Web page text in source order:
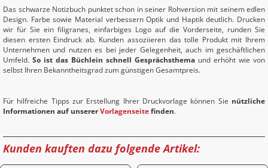
Das schwarze Notizbuch punktet schon in seiner Rohversion mit seinem edlen
Design. Farbe sowie Material verbessern Optik und Haptik deutlich. Drucken
wir für Sie ein filigranes, einfarbiges Logo auf die Vorderseite, runden Sie
diesen ersten Eindruck ab. Kunden assoziieren das tolle Produkt mit Ihrem
Unternehmen und nutzen es bei jeder Gelegenheit, auch im geschäftlichen
Umfeld. So ist das Büchlein schnell Gesprächsthema und erhöht wie von
selbst Ihren Bekanntheitsgrad zum günstigen Gesamtpreis.
Für hilfreiche Tipps zur Erstellung Ihrer Druckvorlage können Sie nützliche
Informationen auf unsererVorlagenseitefinden.
Kunden kauften dazu folgende Artikel: